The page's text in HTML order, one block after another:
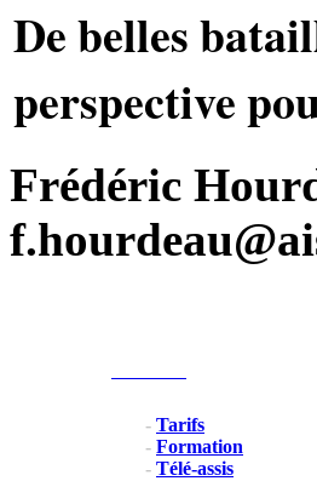
De belles
perspective
Frédéric
- Tarifs
- Formation
- Télé-assis